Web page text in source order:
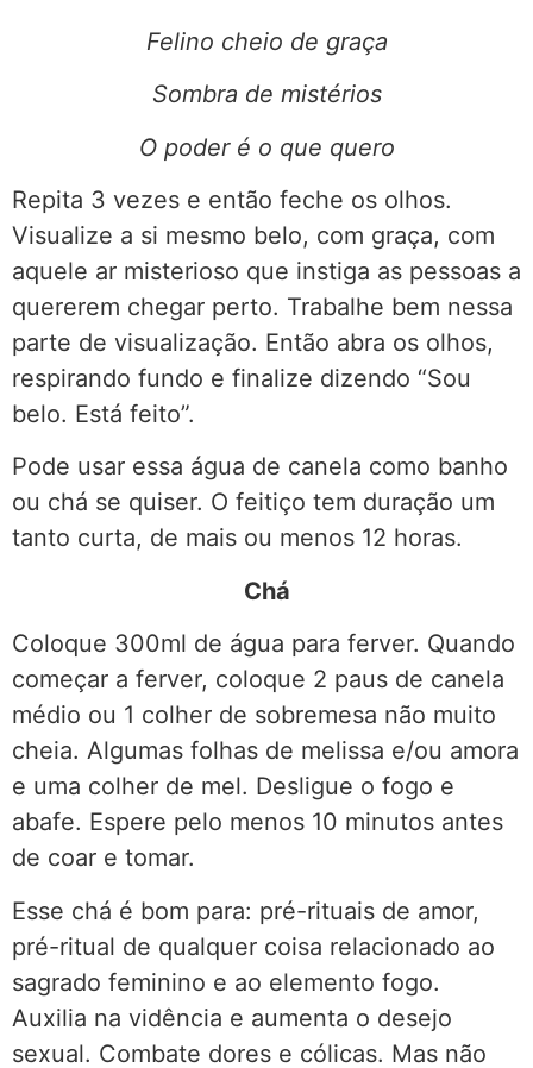
Felino cheio de graça
Sombra de mistérios
O poder é o que quero
Repita 3 vezes e então feche os olhos.
Visualize a si mesmo belo, com graça, com
aquele ar misterioso que instiga as pessoas a
quererem chegar perto. Trabalhe bem nessa
parte de visualização. Então abra os olhos,
respirando fundo e finalize dizendo “Sou
belo. Está feito”.
Pode usar essa água de canela como banho
ou chá se quiser. O feitiço tem duração um
tanto curta, de mais ou menos 12 horas.
Chá
Coloque 300ml de água para ferver. Quando
começar a ferver, coloque 2 paus de canela
médio ou 1 colher de sobremesa não muito
cheia. Algumas folhas de melissa e/ou amora
e uma colher de mel. Desligue o fogo e
abafe. Espere pelo menos 10 minutos antes
de coar e tomar.
Esse chá é bom para: pré-rituais de amor,
pré-ritual de qualquer coisa relacionado ao
sagrado feminino e ao elemento fogo.
Auxilia na vidência e aumenta o desejo
sexual. Combate dores e cólicas. Mas não